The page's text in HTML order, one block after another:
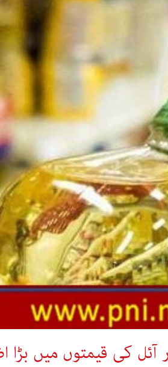
آئل کی قیمتوں میں بڑا